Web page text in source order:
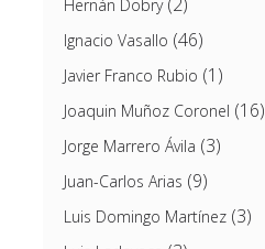
Hernán Dobry
Ignacio Vasallo (46)
Javier Franco Rubio (1)
Joaquin Muñoz Coronel (16)
Jorge Marrero Ávila (3)
Juan-Carlos Arias (9)
Luis Domingo Martínez(3)